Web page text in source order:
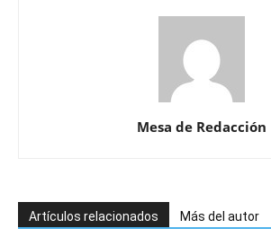
Mesa de Redacción
Artículos relacionados Más del autor